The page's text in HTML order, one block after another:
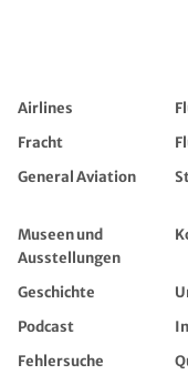
Airlines
Fracht
General Aviation
Museen und
Ausstellungen
Geschichte
Podcast
Fehlersuche